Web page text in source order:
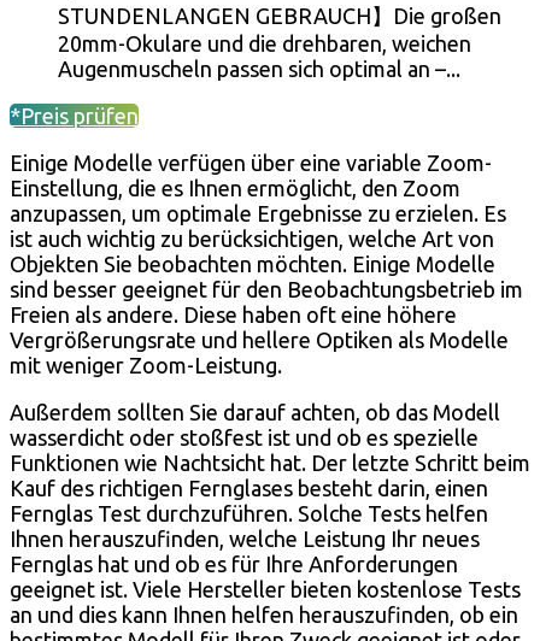
STUNDENLANGEN GEBRAUCH】Die großen
20mm-Okulare und die drehbaren, weichen
Augenmuscheln passen sich optimal an –...
*Preis prüfen
Einige Modelle verfügen über eine variable Zoom-
Einstellung, die es Ihnen ermöglicht, den Zoom
anzupassen, um optimale Ergebnisse zu erzielen. Es
ist auch wichtig zu berücksichtigen, welche Art von
Objekten Sie beobachten möchten. Einige Modelle
sind besser geeignet für den Beobachtungsbetrieb im
Freien als andere. Diese haben oft eine höhere
Vergrößerungsrate und hellere Optiken als Modelle
mit weniger Zoom-Leistung.
Außerdem sollten Sie darauf achten, ob das Modell
wasserdicht oder stoßfest ist und ob es spezielle
Funktionen wie Nachtsicht hat. Der letzte Schritt beim
Kauf des richtigen Fernglases besteht darin, einen
Fernglas Test durchzuführen. Solche Tests helfen
Ihnen herauszufinden, welche Leistung Ihr neues
Fernglas hat und ob es für Ihre Anforderungen
geeignet ist. Viele Hersteller bieten kostenlose Tests
an und dies kann Ihnen helfen herauszufinden, ob ein